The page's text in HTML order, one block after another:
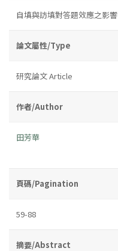
自填與訪填對答題效應之影響
論文屬性/Type
研究論文 Article
作者/Author
田芳華
頁碼/Pagination
59-88
摘要/Abstract